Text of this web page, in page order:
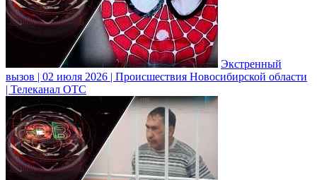
Экстренный
вызов | 02 июля 2026 | Происшествия Новосибирской области
| Телеканал ОТС